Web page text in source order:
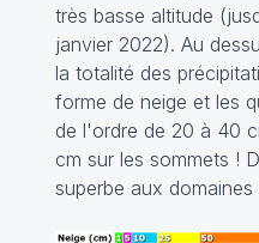
très basse altitude
janvier 2022). Au
la totalité des
forme de neige et les
de l'ordre de 20 à 40
cm sur les sommets !
superbe aux domaines